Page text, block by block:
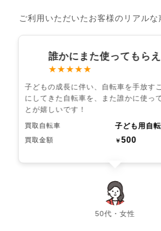
ご利用いただいたお客様のリアルな
誰かにまた使ってもらえ
★★★★★
子どもの成長に伴い、自転車を手放す
にしてきた自転車を、また誰かに使っ
とが嬉しいです！
買取自転車 子ども用自
買取金額 ￥500
50代・女性
chevron_left chevron_right